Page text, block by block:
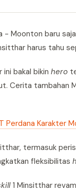
- Moonton baru
harus tahu
bakal bikin hero
Cerita tambahan
Perdana Karakter
termasuk
fleksibilitas
1 Minsitthar